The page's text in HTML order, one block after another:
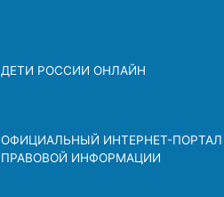
ДЕТИ РОССИИ ОНЛАЙН
ОФИЦИАЛЬНЫЙ ИНТЕРНЕТ-ПОРТАЛ
ПРАВОВОЙ ИНФОРМАЦИИ